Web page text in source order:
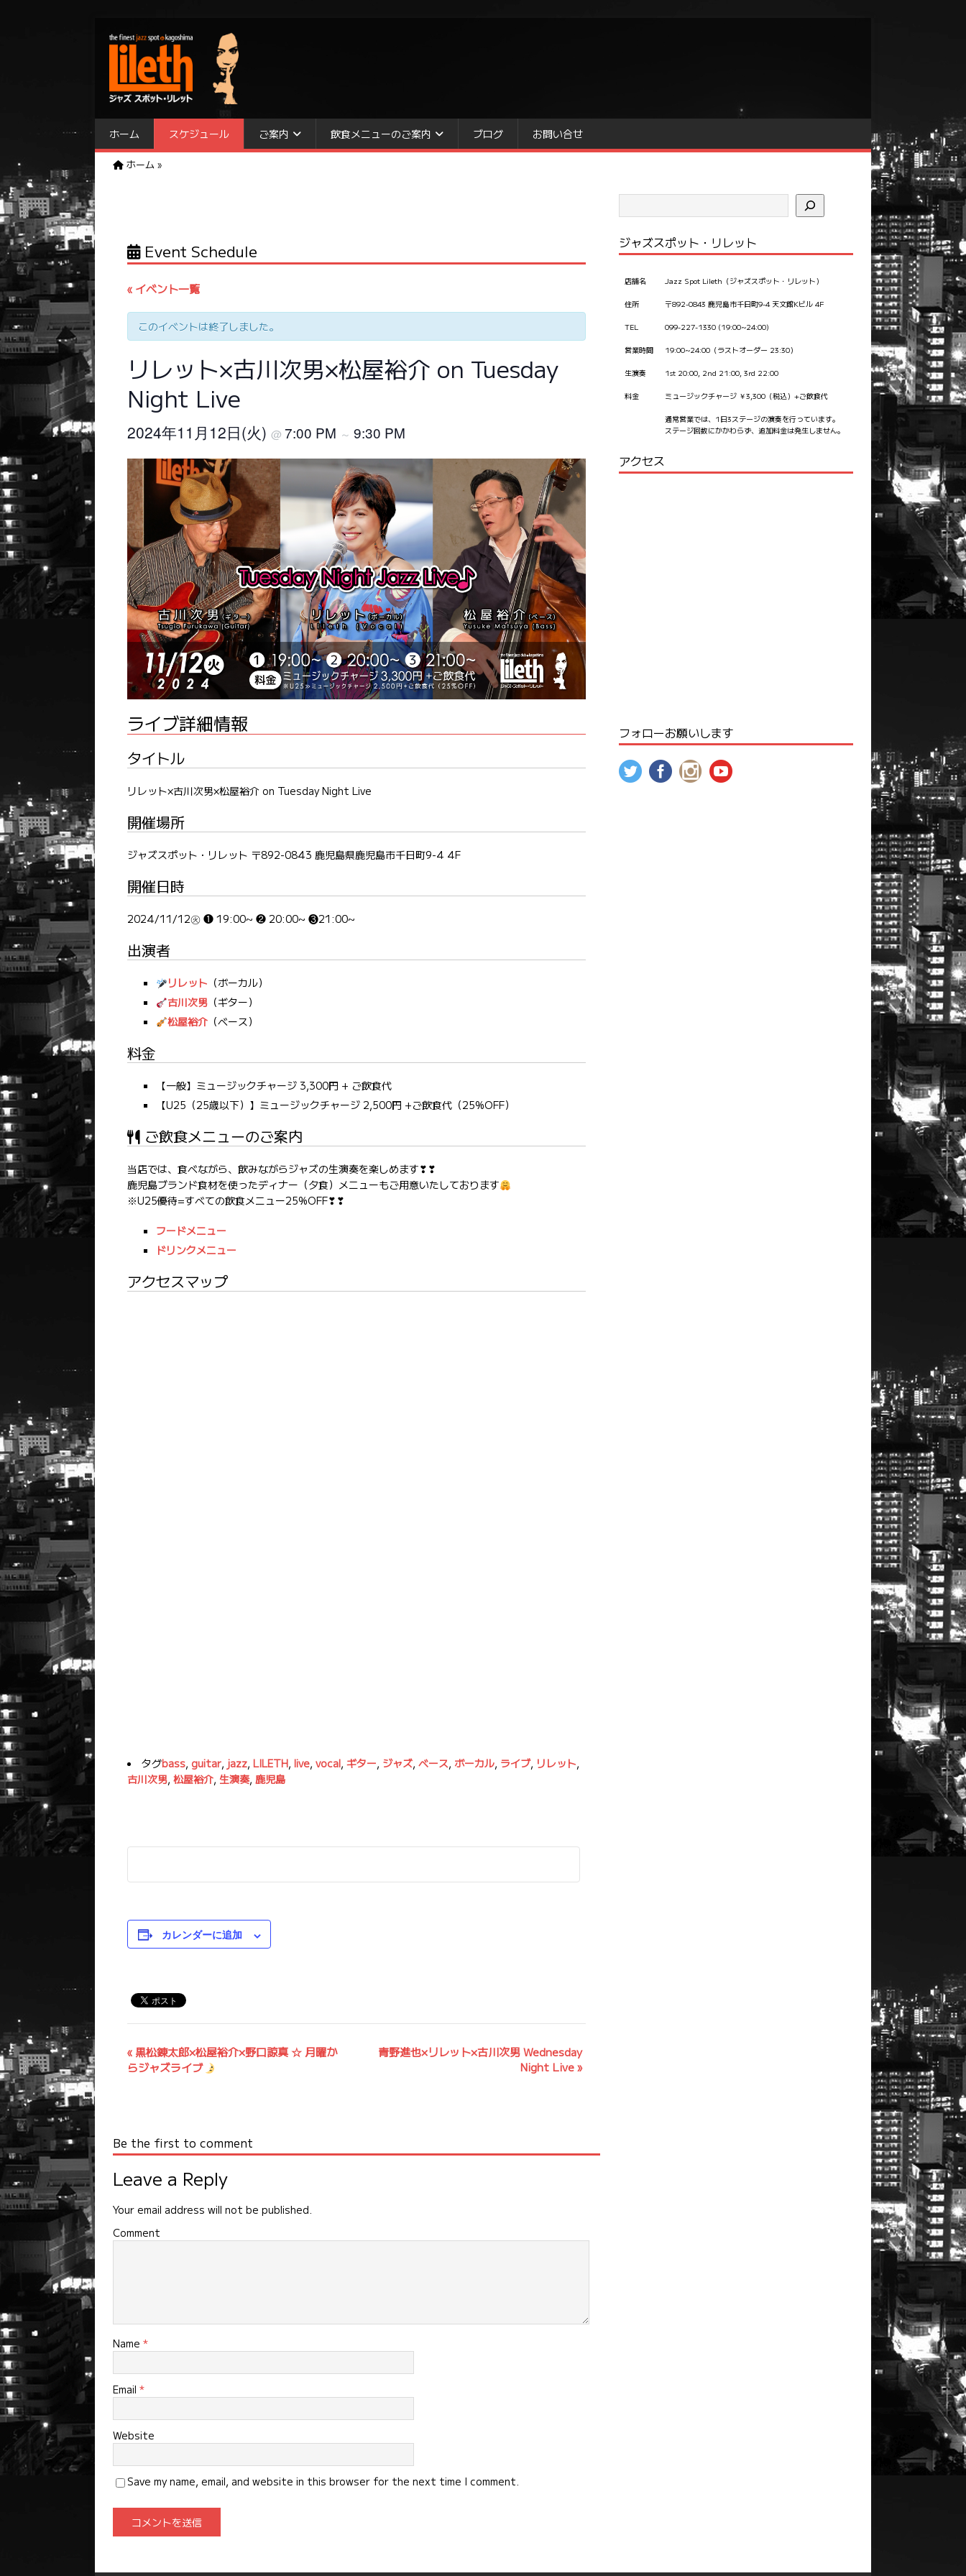
ホーム スケジュール ご案内 飲食メニューのご案内 ブログ お問い合せ
ホーム »
Event Schedule
« イベント一覧
このイベントは終了しました。
リレット×古川次男×松屋裕介 on Tuesday
Night Live
2024年11月12日(火) @ 7:00 PM ～ 9:30 PM
ライブ詳細情報
タイトル
リレット×古川次男×松屋裕介 on Tuesday Night Live
開催場所
ジャズスポット・リレット 〒892-0843 鹿児島県鹿児島市千日町9-4 4F
開催日時
2024/11/12㊋ ❶ 19:00~ ❷ 20:00~ ❸21:00~
出演者
リレット （ボーカル）
古川次男（ギター）
松屋裕介（ベース）
料金
【一般】ミュージックチャージ 3,300円 + ご飲食代
【U25（25歳以下）】ミュージックチャージ 2,500円 +ご飲食代（25%OFF）
ご飲食メニューのご案内
当店では、食べながら、飲みながらジャズの生演奏を楽しめます❣❣
鹿児島ブランド食材を使ったディナー（夕食）メニューもご用意いたしております
※U25優待=すべての飲食メニュー25%OFF❣❣
フードメニュー
ドリンクメニュー
アクセスマップ
タグbass, guitar, jazz, LILETH, live, vocal, ギター, ジャズ, ベース, ボーカル, ライブ, リレット,
古川次男, 松屋裕介, 生演奏, 鹿児島
カレンダーに追加
イ
ベ
ビ
ー
ョ
ン
« 黒松錬太郎×松屋裕介×野口諒真 ☆ 月曜か
らジャズライブ
青野進也×リレット×古川次男 Wednesday
Night Live»
Be the first to comment
Leave a Reply
Your email address will not be published.
Comment
Name *
Email *
Website
Save my name, email, and website in this browser for the next time I comment.
ジャズスポット・リレット
店舗名 Jazz Spot Lileth（ジャズスポット・リレット）
住所 〒892-0843 鹿児島市千日町9-4 天文館Kビル 4F
TEL 099-227-1330 (19:00~24:00)
営業時間 19:00~24:00（ラストオーダー 23:30）
生演奏 1st 20:00, 2nd 21:00, 3rd 22:00
料金 ミュージックチャージ ￥3,300（税込）+ご飲食代
通常営業では、1日3ステージの演奏を行っています。
ステージ回数にかかわらず、追加料金は発生しません。
アクセス
フォローお願いします